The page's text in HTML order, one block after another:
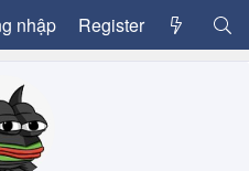
nhập Register